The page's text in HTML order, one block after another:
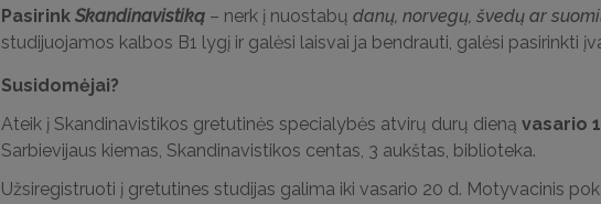
Pasirink Skandinavistiką – nerk į nuostabų danų, norvegų, švedų ar
studijuojamos kalbos B1 lygį ir galėsi laisvai ja bendrauti, galėsi pasirinkti
Susidomėjai?
Ateik į Skandinavistikos gretutinės specialybės atvirų durų dieną vasario
Sarbievijaus kiemas, Skandinavistikos centas, 3 aukštas, biblioteka.
Užsiregistruoti į gretutines studijas galima iki vasario 20 d. Motyvacinis